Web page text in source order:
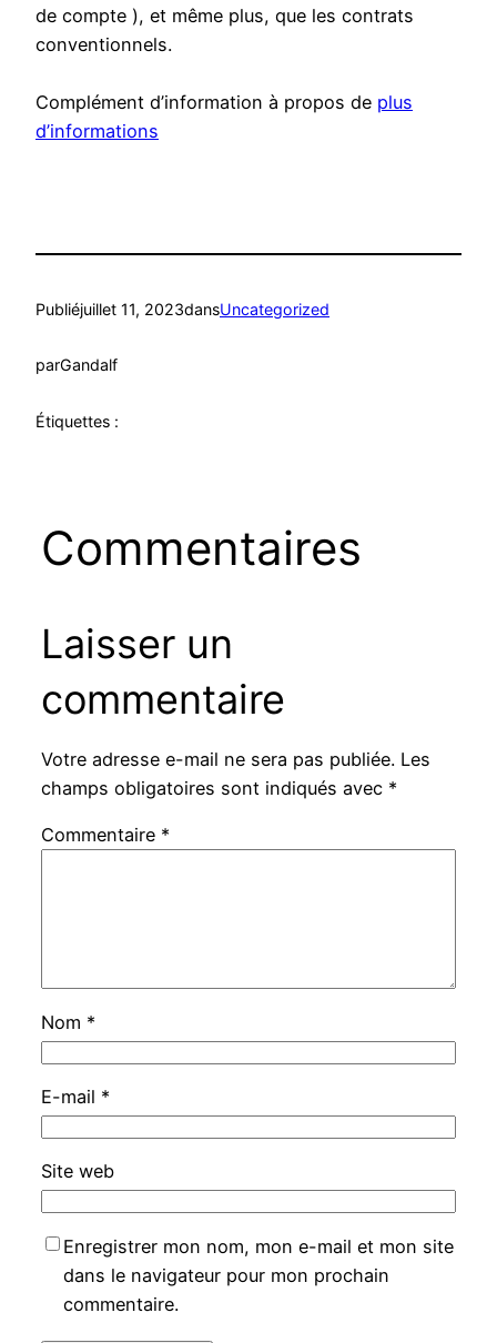
de compte ), et même plus, que les contrats
conventionnels.
Complément d’information à propos de plus
d’informations
Publiéjuillet 11, 2023dansUncategorized
parGandalf
Étiquettes :
Commentaires
Laisser un
commentaire
Votre adresse e-mail ne sera pas publiée. Les
champs obligatoires sont indiqués avec *
Commentaire *
Nom *
E-mail *
Site web
Enregistrer mon nom, mon e-mail et mon site
dans le navigateur pour mon prochain
commentaire.